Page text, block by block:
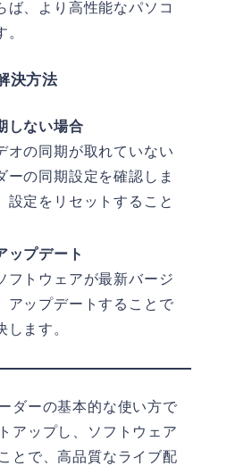
ば、より高性能なパソコ
決方法
しない場合
オの同期が取れていない
ーの同期設定を確認しま
設定をリセットすること
ップデート
フトウェアが最新バージ
アップデートすることで
します。
ダーの基本的な使い方で
アップし、ソフトウェア
とで、高品質なライブ配